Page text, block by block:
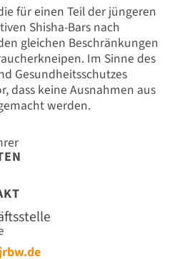
für einen Teil der jüngeren
Shisha-Bars nach
gleichen Beschränkungen
Im Sinne des
Gesundheitsschutzes
dass keine Ausnahmen aus
werden.